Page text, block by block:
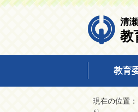
清
教
教育
現在の位置：